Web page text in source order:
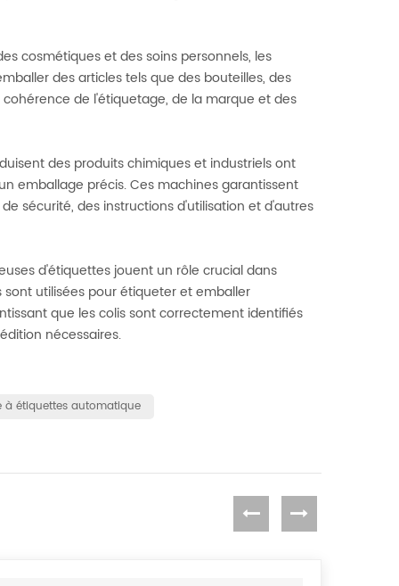
cosmétiques et des soins personnels, les
des articles tels que des bouteilles, des
de l'étiquetage, de la marque et des
des produits chimiques et industriels ont
emballage précis. Ces machines garantissent
sécurité, des instructions d'utilisation et d'autres
d'étiquettes jouent un rôle crucial dans
utilisées pour étiqueter et emballer
que les colis sont correctement identifiés
nécessaires.
à étiquettes automatique